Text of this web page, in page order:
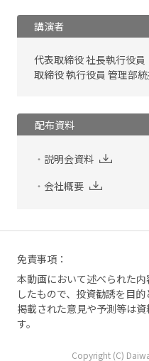
講演者
代表取締役 社長執行
取締役 執行役員 管
配布資料
説明会資料
会社概要
免責事項：
本動画において述べられた
したもので、投資勧誘を目
掲載された意見や予測等は
す。
Copyright (C)